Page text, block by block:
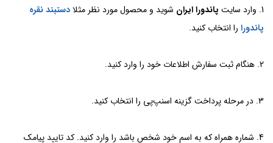
1. وارد سایت پاندورا ایران شوید و محصول مورد نظر مثلادستبند نقره
پاندورا را انتخاب کنید.
2. هنگام ثبت سفارش اطلاعات خود را وارد کنید.
3. در مرحله پرداخت گزینه اسنپ‌پی را انتخاب کنید.
4. شماره همراه که به اسم خود شخص باشد را وارد کنید. کد تایید پیامک